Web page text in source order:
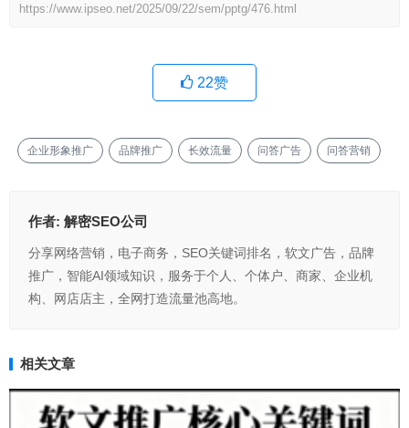
https://www.ipseo.net/2025/09/22/sem/pptg/476.html
22赞
企业形象推广 品牌推广 长效流量 问答广告 问答营销
作者: 解密SEO公司
分享网络营销，电子商务，SEO关键词排名，软文广告，品牌
推广，智能AI领域知识，服务于个人、个体户、商家、企业机
构、网店店主，全网打造流量池高地。
相关文章